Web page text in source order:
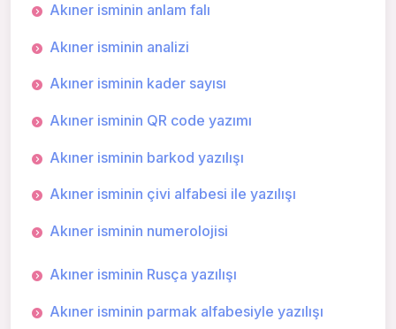
Akıner isminin anlam falı
Akıner isminin analizi
Akıner isminin kader sayısı
Akıner isminin QR code yazımı
Akıner isminin barkod yazılışı
Akıner isminin çivi alfabesi ile yazılışı
Akıner isminin numerolojisi
Akıner isminin Rusça yazılışı
Akıner isminin parmak alfabesiyle yazılışı